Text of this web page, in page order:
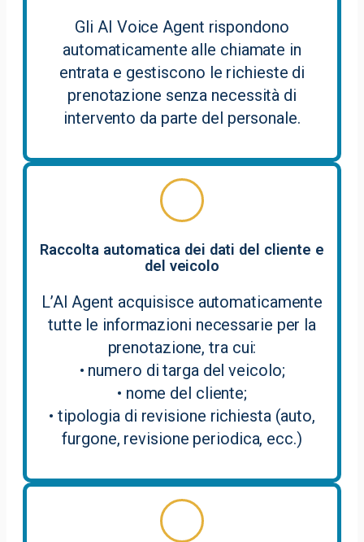
Gli AI Voice Agent rispondono
automaticamente alle chiamate in
entrata e gestiscono le richieste di
prenotazione senza necessità di
intervento da parte del personale.
Raccolta automatica dei dati del cliente e
del veicolo
L’AI Agent acquisisce automaticamente
tutte le informazioni necessarie per la
prenotazione, tra cui:
• numero di targa del veicolo;
• nome del cliente;
• tipologia di revisione richiesta (auto,
furgone, revisione periodica, ecc.)